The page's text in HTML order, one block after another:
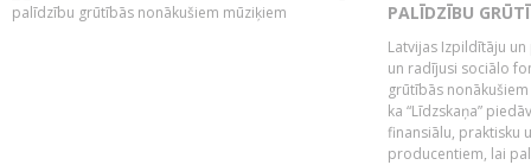
PALĪDZĪBU
Latvijas Izpildītāju
un radījusi sociālo
grūtībās
ka “Līdzskaņa”
finansiālu, praktisku
producentiem, lai